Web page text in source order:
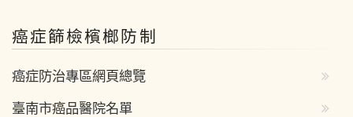
癌症篩檢檳榔防制
癌症防治專區網頁總覽
臺南市癌品醫院名單